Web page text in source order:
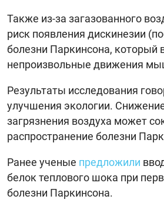
Также из-за загазованного
риск появления дискинезии
болезни Паркинсона, который
непроизвольные движения
Результаты исследования
улучшения экологии.
загрязнения воздуха может
распространение болезни
Ранее ученые предложили
белок теплового шока при
болезни Паркинсона.